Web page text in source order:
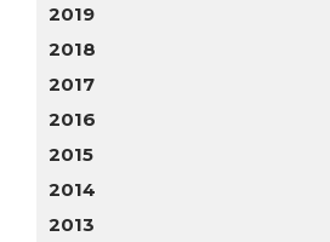
2019
2018
2017
2016
2015
2014
2013